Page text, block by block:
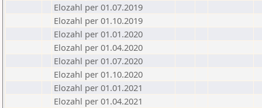
Elozahl per 01.07.2019
Elozahl per 01.10.2019
Elozahl per 01.01.2020
Elozahl per 01.04.2020
Elozahl per 01.07.2020
Elozahl per 01.10.2020
Elozahl per 01.01.2021
Elozahl per 01.04.2021